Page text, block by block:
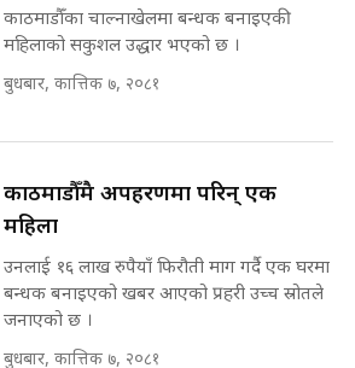
काठमाडौँका चाल्नाखेलमा बन्धक बनाइएकी
महिलाको सकुशल उद्धार भएको छ ।
बुधबार, कात्तिक ७, २०८१
काठमाडौँमै अपहरणमा परिन् एक
महिला
उनलाई १६ लाख रुपैयाँ फिरौती माग गर्दै एक घरमा
बन्धक बनाइएको खबर आएको प्रहरी उच्च स्रोतले
जनाएको छ ।
बुधबार, कात्तिक ७, २०८१